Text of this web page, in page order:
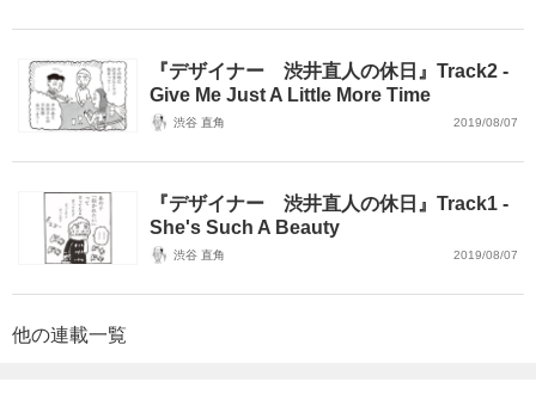
『デザイナー 渋井直人の休日』Track2 -
Give Me Just A Little More Time
渋谷 直角 2019/08/07
『デザイナー 渋井直人の休日』Track1 -
She's Such A Beauty
渋谷 直角 2019/08/07
他の連載一覧